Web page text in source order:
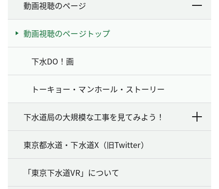
動画視聴のページ
動画視聴のページトップ
下水DO！画
トーキョー・マンホール・ストーリー
下水道局の大規模な工事を見てみよう！
東京都水道・下水道X（旧Twitter）
「東京下水道VR」について